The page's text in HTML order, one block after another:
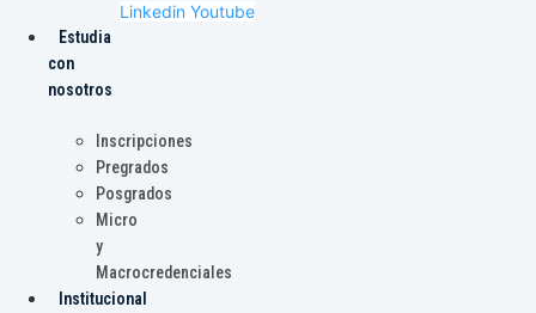
Linkedin Youtube
Estudia
con
nosotros
Inscripciones
Pregrados
Posgrados
Micro
y
Macrocredenciales
Institucional